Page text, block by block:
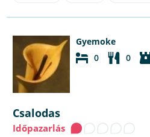
Gyemoke
0
0
Csalodas
Időpazarlás